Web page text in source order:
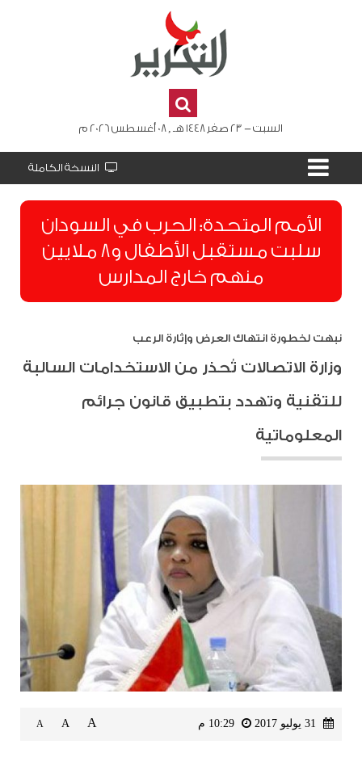
السبت - 23 صفر 1448 هـ , 08 أغسطس 2026 م
النسخة الكاملة
الأمم المتحدة: الحرب في السودان
سلبت مستقبل الأطفال و8 ملايين
منهم خارج المدارس
نبهت لخطورة انتهاك العرض وإثارة الرعب
وزارة الاتصالات تُحذر من الاستخدامات السالبة
للتقنية وتهدد بتطبيق قانون جرائم
المعلوماتية
A
A
A